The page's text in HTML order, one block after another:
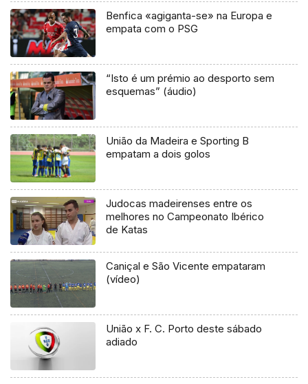
Benfica «agiganta-se» na Europa e
empata com o PSG
“Isto é um prémio ao desporto sem
esquemas” (áudio)
União da Madeira e Sporting B
empatam a dois golos
Judocas madeirenses entre os
melhores no Campeonato Ibérico
de Katas
Caniçal e São Vicente empataram
(vídeo)
União x F. C. Porto deste sábado
adiado